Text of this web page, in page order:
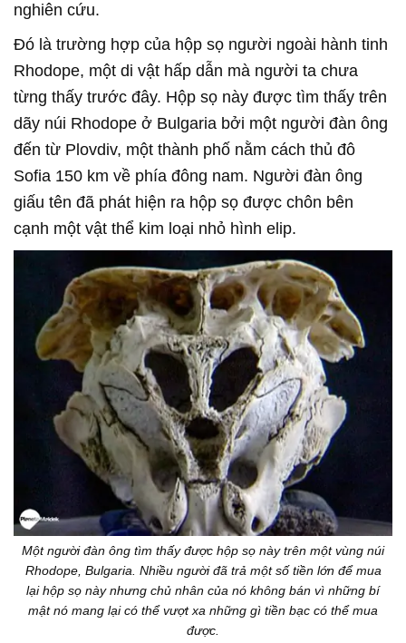
nghiên cứu.
Đó là trường hợp của hộp sọ người ngoài hành tinh
Rhodope, một di vật hấp dẫn mà người ta chưa
từng thấy trước đây. Hộp sọ này được tìm thấy trên
dãy núi Rhodope ở Bulgaria bởi một người đàn ông
đến từ Plovdiv, một thành phố nằm cách thủ đô
Sofia 150 km về phía đông nam. Người đàn ông
giấu tên đã phát hiện ra hộp sọ được chôn bên
cạnh một vật thể kim loại nhỏ hình elip.
Một người đàn ông tìm thấy được hộp sọ này trên một vùng núi
Rhodope, Bulgaria. Nhiều người đã trả một số tiền lớn để mua
lại hộp sọ này nhưng chủ nhân của nó không bán vì những bí
mật nó mang lại có thể vượt xa những gì tiền bạc có thể mua
được.